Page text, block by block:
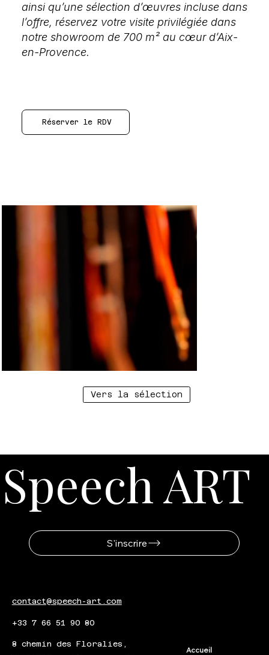
ainsi qu’une sélection d’œuvres incluse dans
l’offre, réservez votre visite privilégiée dans
notre showroom de 700 m² au cœur d’Aix-
en-Provence.
Réserver le RDV
Vers la sélection
Speech ART
contact@speech-art.com
+33 7 66 51 90 80
8 chemin des Floralies,
Accueil
S'inscrire